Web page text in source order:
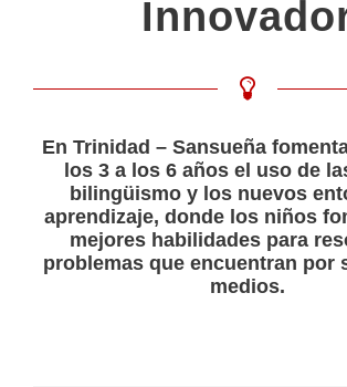
En Trinidad – Sansueña
los 3 a los 6 años el uso de
bilingüismo y los nuevos
aprendizaje, donde los niños
mejores habilidades para
problemas que encuentran por
medios.